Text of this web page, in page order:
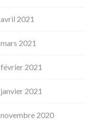
avril 2021
mars 2021
février 2021
janvier 2021
novembre 2020